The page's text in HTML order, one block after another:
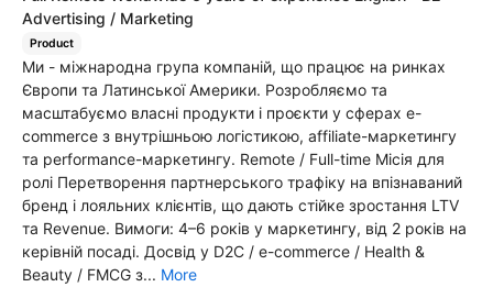
Advertising / Marketing
Product
Ми - міжнародна група компаній, що працює на ринках
Європи та Латинської Америки. Розробляємо та
масштабуємо власні продукти і проєкти у сферах e-
commerce з внутрішньою логістикою, affiliate-маркетингу
та performance-маркетингу. Remote / Full-time Місія для
ролі Перетворення партнерського трафіку на впізнаваний
бренд і лояльних клієнтів, що дають стійке зростання LTV
та Revenue. Вимоги: 4–6 років у маркетингу, від 2 років на
керівній посаді. Досвід у D2C / e-commerce / Health &
Beauty / FMCG з... More